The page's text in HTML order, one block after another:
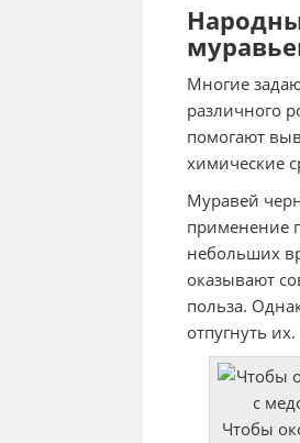
Многие
различного
помогают
химические
Муравей
применение
небольших
оказывают
польза.
отпугнуть их.
Чтобы